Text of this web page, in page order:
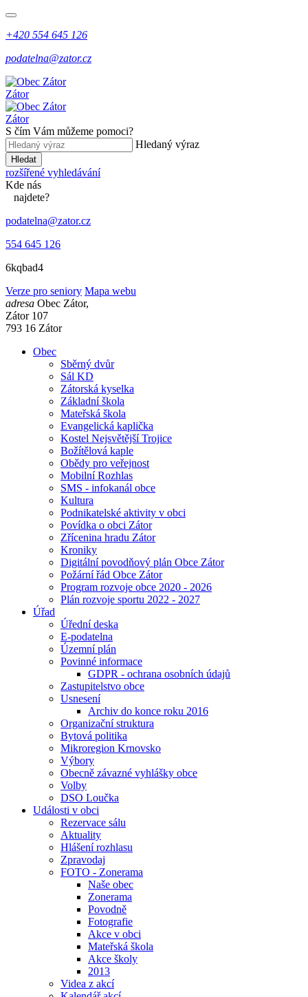
+420 554 645 126
podatelna@zator.cz
Zátor
Zátor
S čím Vám můžeme pomoci?
Hledaný výraz
Hledat
rozšířené vyhledávání
Kde nás
najdete?
podatelna@zator.cz
554 645 126
6kqbad4
Verze pro seniory Mapa webu
adresa Obec Zátor,
Zátor 107
793 16 Zátor
Obec
Sběrný dvůr
Sál KD
Zátorská kyselka
Základní škola
Mateřská škola
Evangelická kaplička
Kostel Nejsvětější Trojice
Božítělová kaple
Obědy pro veřejnost
Mobilní Rozhlas
SMS - infokanál obce
Kultura
Podnikatelské aktivity v obci
Povídka o obci Zátor
Zřícenina hradu Zátor
Kroniky
Digitální povodňový plán Obce Zátor
Požární řád Obce Zátor
Program rozvoje obce 2020 - 2026
Plán rozvoje sportu 2022 - 2027
Úřad
Úřední deska
E-podatelna
Územní plán
Povinné informace
GDPR - ochrana osobních údajů
Zastupitelstvo obce
Usnesení
Archiv do konce roku 2016
Organizační struktura
Bytová politika
Mikroregion Krnovsko
Výbory
Obecně závazné vyhlášky obce
Volby
DSO Loučka
Události v obci
Rezervace sálu
Aktuality
Hlášení rozhlasu
Zpravodaj
FOTO - Zonerama
Naše obec
Zonerama
Povodně
Fotografie
Akce v obci
Mateřská škola
Akce školy
2013
Videa z akcí